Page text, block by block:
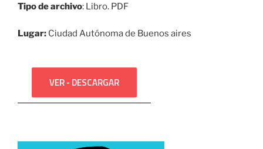
Tipo de archivo: Libro. PDF
Lugar: Ciudad Autónoma de Buenos aires
VER - DESCARGAR